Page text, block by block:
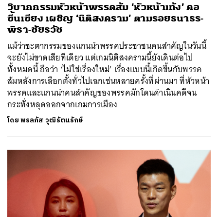
วิบากกรรมหัวหน้าพรรคส้ม ‘หัวหน้าเท้ง’ คอ
ขึ้นเขียง เผชิญ ‘นิติสงคราม’ ตามรอยธนาธร-
พิธา-ชัยธวัช
แม้ว่าชะตากรรมของแกนนำพรรคประชาชนคนสำคัญในวันนี้
จะยังไม่ขาดเสียทีเดียว แต่เกมนิติสงครามนี้ยังเดินต่อไป
ทั้งหมดนี้ ถือว่า ‘ไม่ใช่เรื่องใหม่’ เรื่องแบบนี้เกิดขึ้นกับพรรค
ส้มหลังการเลือกตั้งทั่วไปเฉกเช่นหลายครั้งที่ผ่านมา ที่หัวหน้า
พรรคและแกนนำคนสำคัญของพรรคมักโดนดำเนินคดีจน
กระทั่งหลุดออกจากเกมการเมือง
โดยพรลภัส วุฒิรัตนรักษ์